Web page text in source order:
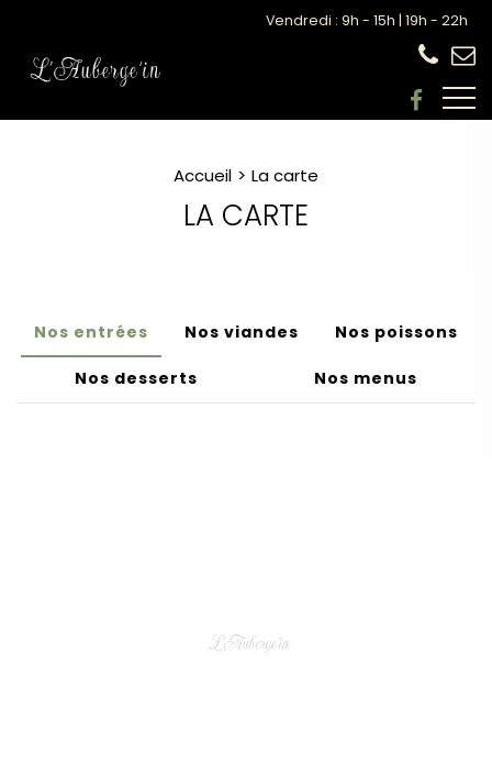
Vendredi : 9h - 15h | 19h - 22h
Accueil La carte
LA CARTE
Nos entrées Nos viandes Nos poissons
Nos desserts Nos menus